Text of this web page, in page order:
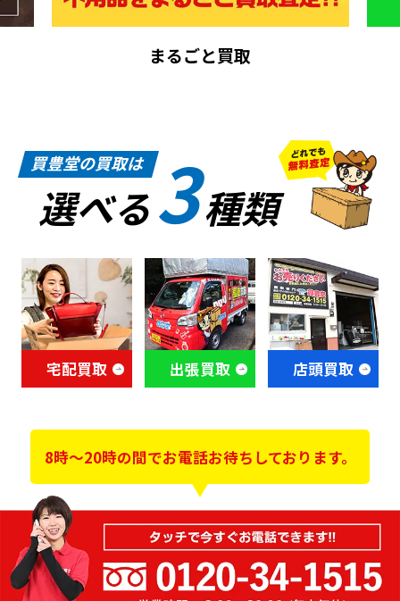
まるごと買取
買豊堂の買取は
選べる3種類
宅配買取 出張買取 店頭買取
8時～20時の間でお電話お待ちしております。